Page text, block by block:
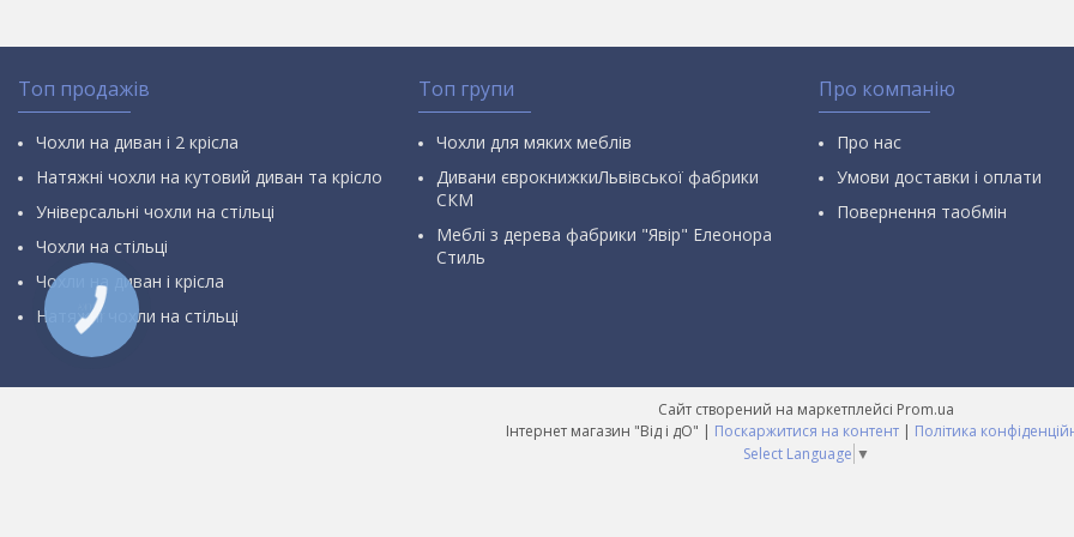
Топ продажів
Чохли на диван і 2 крісла
Натяжні чохли на кутовий диван та крісло
Універсальні чохли на стільці
Чохли на стільці
Чохли на диван і крісла
Натяжні чохли на стільці
Топ групи
Чохли для мяких меблів
Дивани єврокнижкиЛьвівської фабрики
СКМ
Меблі з дерева фабрики "Явір" Елеонора
Стиль
Про компанію
Про нас
Умови доставки і оплати
Повернення таобмін
Сайт створений на маркетплейсі Prom.ua
Інтернет магазин "Від і дО" | Поскаржитися на контент | Політика
Select Language ▼